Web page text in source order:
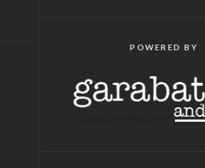
POWERED BY